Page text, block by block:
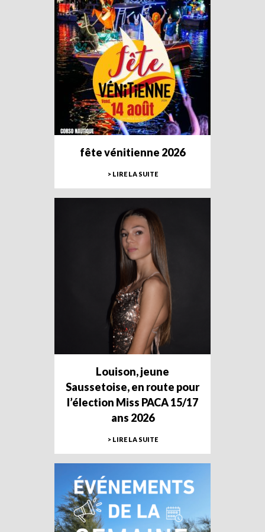
fête vénitienne 2026
> LIRE LA SUITE
Louison, jeune
Saussetoise, en route pour
l’élection Miss PACA 15/17
ans 2026
> LIRE LA SUITE